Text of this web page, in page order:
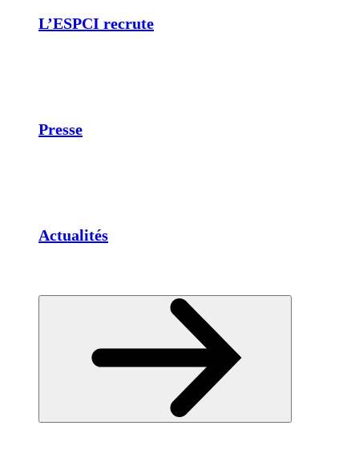
L’ESPCI recrute
Presse
Actualités